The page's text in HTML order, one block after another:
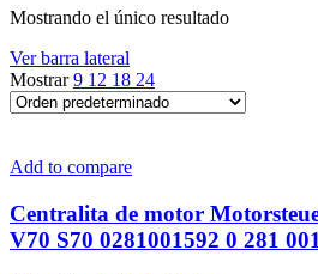
Mostrando el único resultado
Ver barra lateral
Mostrar9 12 18 24
Add to compare
Centralita de motor
V70 S70 0281001592 0 281